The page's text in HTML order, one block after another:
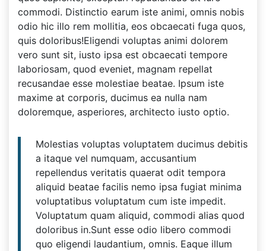
commodi. Distinctio earum iste animi, omnis nobis
odio hic illo rem mollitia, eos obcaecati fuga quos,
quis doloribus!Eligendi voluptas animi dolorem
vero sunt sit, iusto ipsa est obcaecati tempore
laboriosam, quod eveniet, magnam repellat
recusandae esse molestiae beatae. Ipsum iste
maxime at corporis, ducimus ea nulla nam
doloremque, asperiores, architecto iusto optio.
Molestias voluptas voluptatem ducimus debitis
a itaque vel numquam, accusantium
repellendus veritatis quaerat odit tempora
aliquid beatae facilis nemo ipsa fugiat minima
voluptatibus voluptatum cum iste impedit.
Voluptatum quam aliquid, commodi alias quod
doloribus in.Sunt esse odio libero commodi
quo eligendi laudantium, omnis. Eaque illum